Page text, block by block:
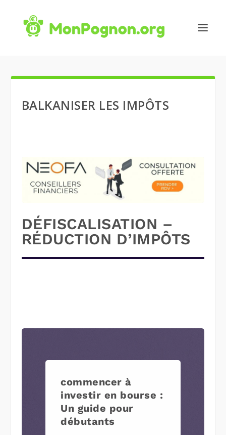
BALKANISER LES IMPÔTS
DÉFISCALISATION –
RÉDUCTION D’IMPÔTS
commencer à
investir en bourse :
Un guide pour
débutants